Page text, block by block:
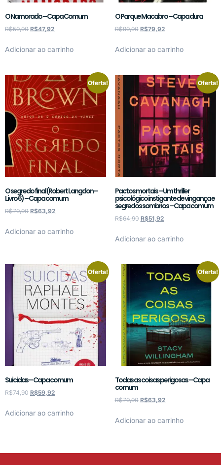
O Namorado – Capa Comum
R$59,90 R$47,92
Adicionar ao carrinho
O Parque Macabro – Capa dura
R$99,90 R$79,92
Adicionar ao carrinho
Oferta!
O segredo final (Robert Langdon –
Livro 6) – Capa comum
R$79,90 R$63,92
Adicionar ao carrinho
Oferta!
Pactos mortais – Um thriller
psicológico instigante de vingança e
segredos sombrios – Capa comum
R$64,90 R$51,92
Adicionar ao carrinho
Oferta!
Suicidas – Capa comum
R$74,90 R$59,92
Adicionar ao carrinho
Oferta!
Todas as coisas perigosas – Capa
comum
R$79,90 R$63,92
Adicionar ao carrinho